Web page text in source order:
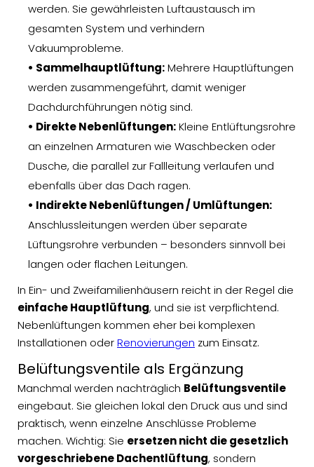
werden. Sie gewährleisten Luftaustausch im
gesamten System und verhindern
Vakuumprobleme.
• Sammelhauptlüftung:Mehrere Hauptlüftungen
werden zusammengeführt, damit weniger
Dachdurchführungen nötig sind.
• Direkte Nebenlüftungen:Kleine Entlüftungsrohre
an einzelnen Armaturen wie Waschbecken oder
Dusche, die parallel zur Fallleitung verlaufen und
ebenfalls über das Dach ragen.
• Indirekte Nebenlüftungen / Umlüftungen:
Anschlussleitungen werden über separate
Lüftungsrohre verbunden – besonders sinnvoll bei
langen oder flachen Leitungen.
In Ein- und Zweifamilienhäusern reicht in der Regel die
einfache Hauptlüftung, und sie ist verpflichtend.
Nebenlüftungen kommen eher bei komplexen
Installationen oderRenovierungen zum Einsatz.
Belüftungsventile als Ergänzung
Manchmal werden nachträglich Belüftungsventile
eingebaut. Sie gleichen lokal den Druck aus und sind
praktisch, wenn einzelne Anschlüsse Probleme
machen. Wichtig: Sie ersetzen nicht die gesetzlich
vorgeschriebene Dachentlüftung, sondern